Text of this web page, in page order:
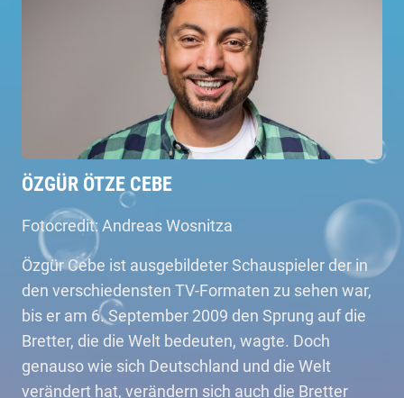
ÖZGÜR ÖTZE CEBE
Fotocredit: Andreas Wosnitza
Özgür Cebe ist ausgebildeter Schauspieler der in
den verschiedensten TV-Formaten zu sehen war,
bis er am 6. September 2009 den Sprung auf die
Bretter, die die Welt bedeuten, wagte. Doch
genauso wie sich Deutschland und die Welt
verändert hat, verändern sich auch die Bretter